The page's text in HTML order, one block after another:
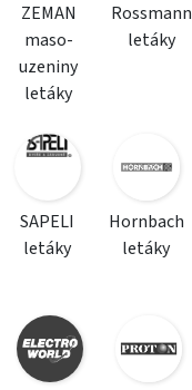
ZEMAN
maso-
uzeniny
letáky
Rossmann
letáky
SAPELI
letáky
Hornbach
letáky